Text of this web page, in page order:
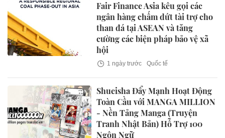
Fair Finance Asia kêu gọi các
ngân hàng chấm dứt tài trợ cho
than đá tại ASEAN và tăng
cường các biện pháp bảo vệ xã
hội
1 ngày trước Quốc tế
Shueisha Đẩy Mạnh Hoạt Động
Toàn Cầu với MANGA MILLION
- Nền Tảng Manga (Truyện
Tranh Nhật Bản) Hỗ Trợ 100
Ngôn Ngữ